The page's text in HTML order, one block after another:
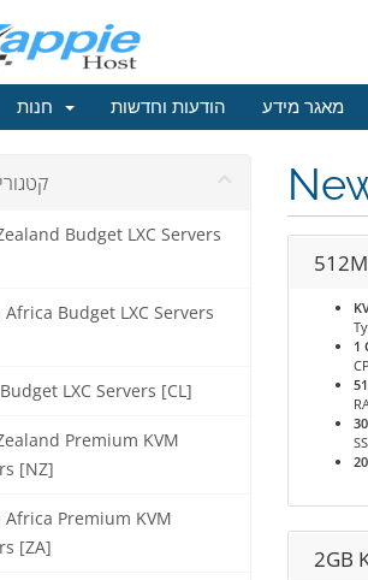
הודעות וחדשות מאגר מידע
Budget LXC Servers
Africa Budget LXC Servers
LXC Servers [CL]
Premium KVM
[NZ]
Africa Premium KVM
[ZA]
1
2GB